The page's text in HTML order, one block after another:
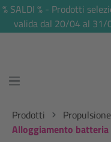
principale
% SALDI % - Prodotti
valida dal 20/04 al 31/
Prodotti
Alloggiamento batteria